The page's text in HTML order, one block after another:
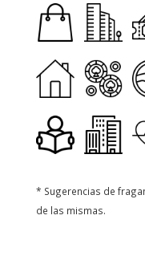
* Sugerencias de
de las mismas.